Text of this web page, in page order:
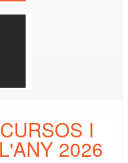
I
2026